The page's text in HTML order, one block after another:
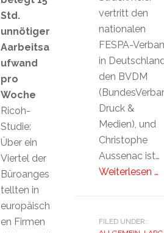
vertritt den
nationalen
FESPA-
in
den BVDM
Druck &
Medien), und
Christophe
Aussenac ist…
Weiterlesen …
FILED UNDER:
Std.
unnötiger
Aarbeitsa
ufwand
pro
Woche
Ricoh-
Studie:
Über ein
Viertel der
Büroanges
tellten in
europäisch
en Firmen